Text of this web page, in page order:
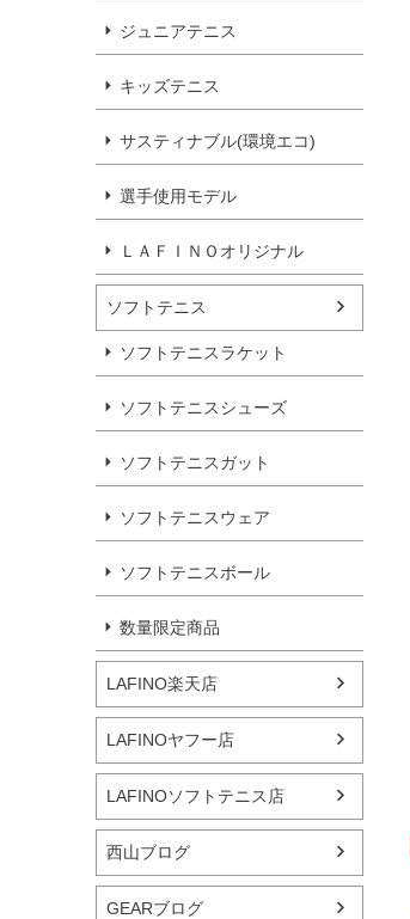
ジュニアテニス
キッズテニス
サスティナブル(環境エコ)
選手使用モデル
ＬＡＦＩＮＯオリジナル
ソフトテニス
ソフトテニスラケット
ソフトテニスシューズ
ソフトテニスガット
ソフトテニスウェア
ソフトテニスボール
数量限定商品
LAFINO楽天店
LAFINOヤフー店
LAFINOソフトテニス店
西山ブログ
GEARブログ